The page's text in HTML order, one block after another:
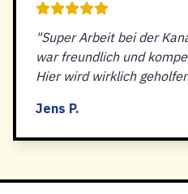
"Super Arbeit bei der
war freundlich und
Hier wird wirklich
Jens P.